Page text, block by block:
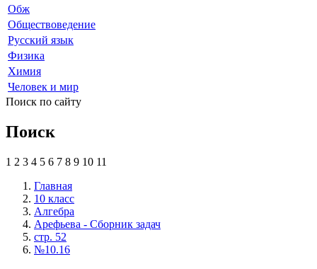
Обж
Обществоведение
Русский язык
Физика
Химия
Человек и мир
Поиск по сайту
Поиск
1 2 3 4 5 6 7 8 9 10 11
Главная
10 класс
Алгебра
Арефьева - Сборник задач
стр. 52
№10.16